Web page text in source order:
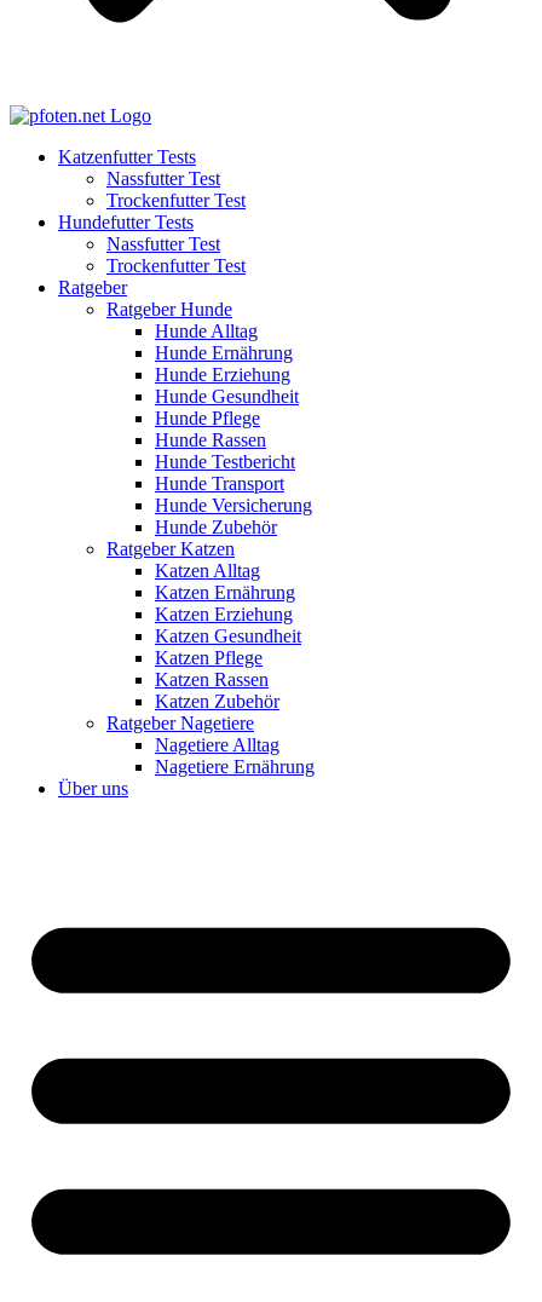
Katzenfutter Tests
Nassfutter Test
Trockenfutter Test
Hundefutter Tests
Nassfutter Test
Trockenfutter Test
Ratgeber
Ratgeber Hunde
Hunde Alltag
Hunde Ernährung
Hunde Erziehung
Hunde Gesundheit
Hunde Pflege
Hunde Rassen
Hunde Testbericht
Hunde Transport
Hunde Versicherung
Hunde Zubehör
Ratgeber Katzen
Katzen Alltag
Katzen Ernährung
Katzen Erziehung
Katzen Gesundheit
Katzen Pflege
Katzen Rassen
Katzen Zubehör
Ratgeber Nagetiere
Nagetiere Alltag
Nagetiere Ernährung
Über uns